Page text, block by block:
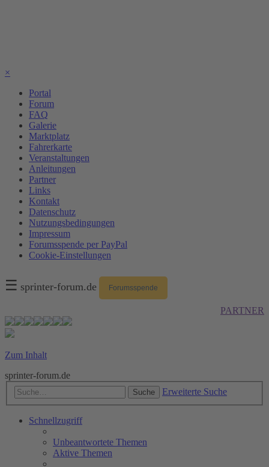
×
Portal
Forum
FAQ
Galerie
Marktplatz
Fahrerkarte
Veranstaltungen
Anleitungen
Partner
Links
Kontakt
Datenschutz
Nutzungsbedingungen
Impressum
Forumsspende per PayPal
Cookie-Einstellungen
☰ sprinter-forum.de Forumsspende
PARTNER
Zum Inhalt
sprinter-forum.de
Suche Erweiterte Suche
Schnellzugriff
Unbeantwortete Themen
Aktive Themen